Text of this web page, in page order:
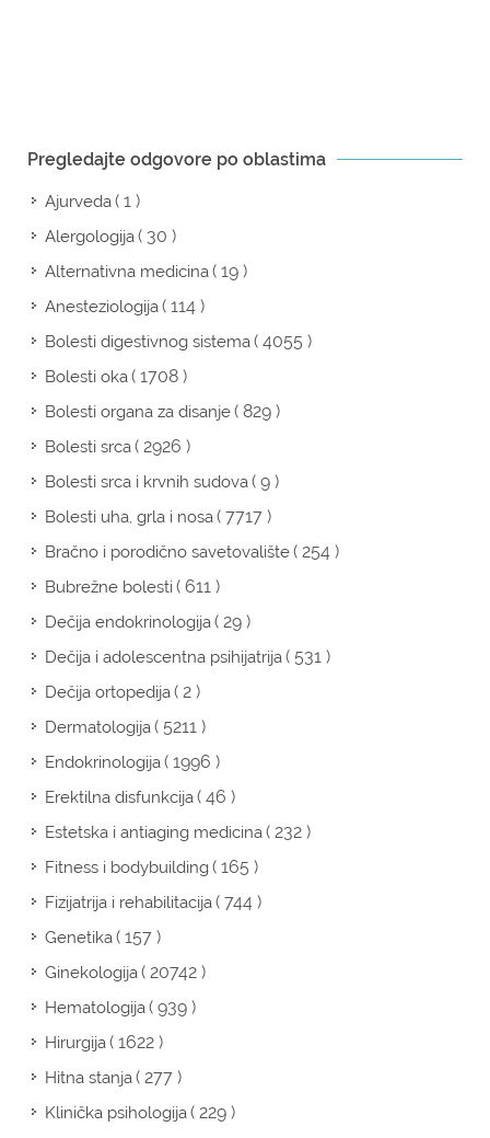
Pregledajte odgovore po oblastima
Ajurveda( 1 )
Alergologija( 30 )
Alternativna medicina( 19 )
Anesteziologija( 114 )
Bolesti digestivnog sistema( 4055 )
Bolesti oka( 1708 )
Bolesti organa za disanje( 829 )
Bolesti srca( 2926 )
Bolesti srca i krvnih sudova( 9 )
Bolesti uha, grla i nosa( 7717 )
Bračno i porodično savetovalište( 254 )
Bubrežne bolesti( 611 )
Dečija endokrinologija( 29 )
Dečija i adolescentna psihijatrija( 531 )
Dečija ortopedija( 2 )
Dermatologija( 5211 )
Endokrinologija( 1996 )
Erektilna disfunkcija( 46 )
Estetska i antiaging medicina( 232 )
Fitness i bodybuilding( 165 )
Fizijatrija i rehabilitacija( 744 )
Genetika( 157 )
Ginekologija( 20742 )
Hematologija( 939 )
Hirurgija( 1622 )
Hitna stanja( 277 )
Klinička psihologija( 229 )